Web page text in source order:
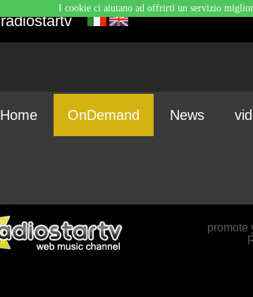
radiostartv
Home OnDemand News
promote
I cookie ci aiutano ad offrirti un servizio